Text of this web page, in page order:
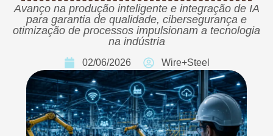
Avanço na produção inteligente e integração de IA
para garantia de qualidade, cibersegurança e
otimização de processos impulsionam a tecnologia
na indústria
02/06/2026 Wire+Steel